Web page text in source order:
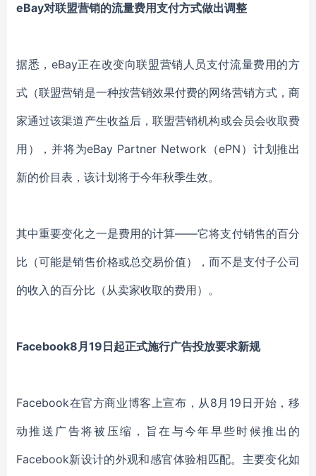
eBay对联盟营销的流量费用支付方式做出调整
据悉，eBay正在改变向联盟营销人员支付流量费用的方
式（联盟营销是一种按营销效果付费的网络营销方式，商
家通过该渠道产生收益后，联盟营销机构或会员会收取费
用），并将为eBay Partner Network（ePN）计划推出
新的价目表，该计划将于今年秋季生效。
其中重要变化之一是费用的计算——它将支付销售的百分
比（可能是销售价格或总交易价值），而不是支付子公司
的收入的百分比（从卖家收取的费用）。
Facebook8月19日起正式施行广告投放要求新规
Facebook在官方商业博客上宣布，从8月19日开始，移
动推送广告将被压缩，旨在与今年早些时候推出的
Facebook新设计的外观和感官体验相匹配。主要变化如